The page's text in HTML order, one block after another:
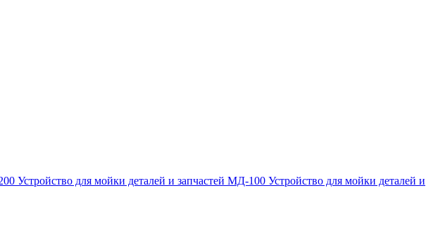
Устройство для мойки деталей и запчастей МД-100 Устройство для мойки деталей и